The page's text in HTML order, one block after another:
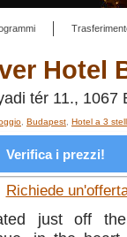
Hotel
tér 11., 1067
Budapest Hotel a 3
Verifica i prezzi!
Richiede
just off